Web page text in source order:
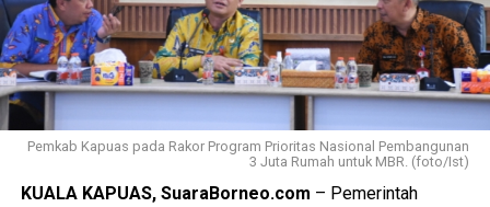
Pemkab Kapuas pada Rakor Program Prioritas Nasional Pembangunan
3 Juta Rumah untuk MBR. (foto/Ist)
KUALA KAPUAS, SuaraBorneo.com – Pemerintah